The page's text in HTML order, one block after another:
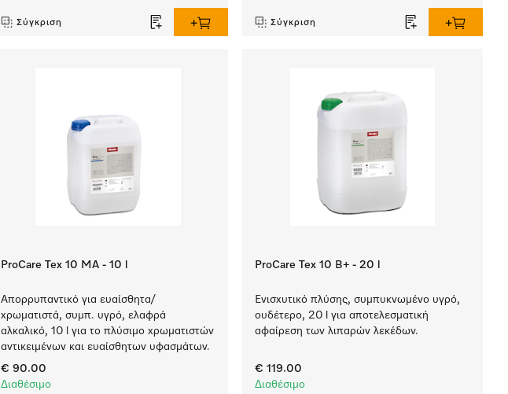
Σύγκριση Σύγκριση
ProCare Tex 10 MA - 10 l
Απορρυπαντικό για ευαίσθητα/
χρωματιστά, συμπ. υγρό, ελαφρά
αλκαλικό, 10 l για το πλύσιμο χρωματιστών
αντικειμένων και ευαίσθητων υφασμάτων.
€ 90.00
Διαθέσιμο
ProCare Tex 10 B+ - 20 l
Ενισχυτικό πλύσης, συμπυκνωμένο υγρό,
ουδέτερο, 20 l για αποτελεσματική
αφαίρεση των λιπαρών λεκέδων.
€ 119.00
Διαθέσιμο